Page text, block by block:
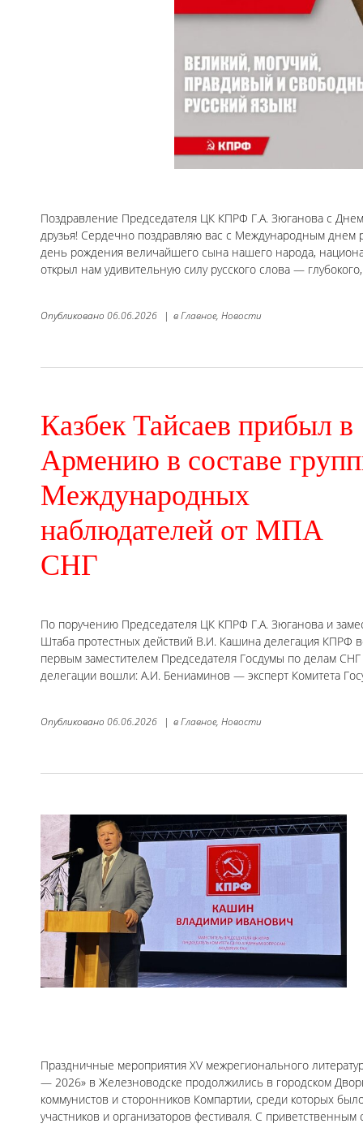
Поздравление Председателя ЦК КПРФ Г.А. Зюганова с
друзья! Сердечно поздравляю вас с Международным днем
день рождения величайшего сына нашего народа,
открыл нам удивительную силу русского слова — глубокого,
Опубликовано 06.06.2026 | вГлавное, Новости
Казбек Тайсаев прибыл в
Армению в составе
Международных
наблюдателей от МПА
СНГ
По поручению Председателя ЦК КПРФ Г.А. Зюганова и
Штаба протестных действий В.И. Кашина делегация КПРФ
первым заместителем Председателя Госдумы по делам
делегации вошли: А.И. Бениаминов — эксперт Комитета
Опубликовано 06.06.2026 | вГлавное, Новости
Праздничные мероприятия XV межрегионального
— 2026» в Железноводске продолжились в городском
коммунистов и сторонников Компартии, среди которых
участников и организаторов фестиваля. С